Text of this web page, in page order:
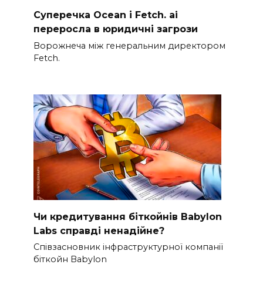
Суперечка Ocean і Fetch. ai
переросла в юридичні загрози
Ворожнеча між генеральним директором
Fetch.
Чи кредитування біткойнів Babylon
Labs справді ненадійне?
Співзасновник інфраструктурної компанії
біткойн Babylon